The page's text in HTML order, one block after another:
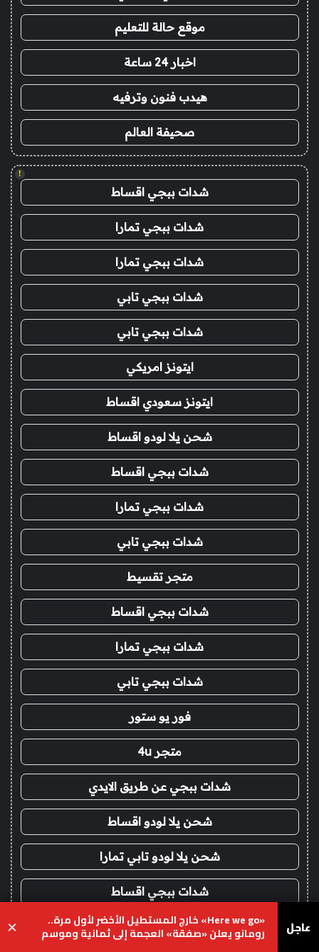
موقع حالة للتعليم
اخبار 24 ساعة
هيدب فنون وترفيه
صحيفة العالم
!
شدات ببجي اقساط
شدات ببجي تمارا
شدات ببجي تمارا
شدات ببجي تابي
شدات ببجي تابي
ايتونز امريكي
ايتونز سعودي اقساط
شحن يلا لودو اقساط
شدات ببجي اقساط
شدات ببجي تمارا
شدات ببجي تابي
متجر تقسيط
شدات ببجي اقساط
شدات ببجي تمارا
شدات ببجي تابي
فور يو ستور
متجر 4u
شدات ببجي عن طريق الايدي
شحن يلا لودو اقساط
شحن يلا لودو تابي تمارا
شدات ببجي اقساط
ايتونز امريكي اقساط
عاجل «Here we go» خارج المستطيل الأخضر لأول مرة..
رومانو يعلن «صفقة» العجمة إلى ثمانية وموسم ×